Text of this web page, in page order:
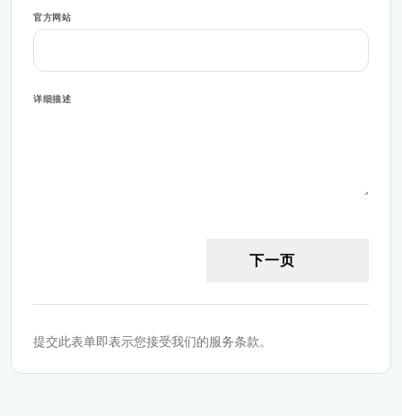
官方网站
详细描述
下一页
提交此表单即表示您接受我们的服务条款。